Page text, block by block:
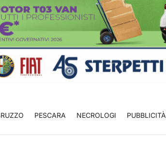
PESCARA NECROLOGI PUBBLICITÀ